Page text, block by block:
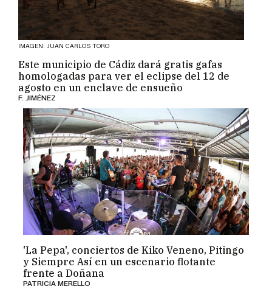
IMAGEN: JUAN CARLOS TORO
Este municipio de Cádiz dará gratis gafas
homologadas para ver el eclipse del 12 de
agosto en un enclave de ensueño
F. JIMÉNEZ
'La Pepa', conciertos de Kiko Veneno, Pitingo
y Siempre Así en un escenario flotante
frente a Doñana
PATRICIA MERELLO